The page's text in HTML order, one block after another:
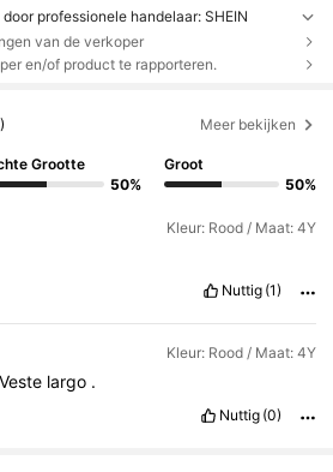
professionele handelaar: SHEIN
van de verkoper
en/of product te rapporteren.
Meer bekijken
Grootte
50%
Groot
50%
Kleur: Rood / Maat: 4Y
Nuttig (1)
Kleur: Rood / Maat: 4Y
Veste largo .
Nuttig (0)